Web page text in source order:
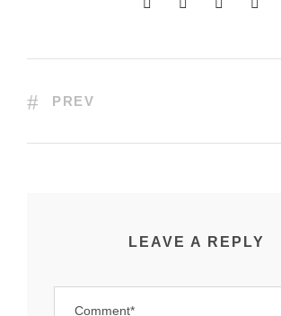
PREV
LEAVE A REPLY